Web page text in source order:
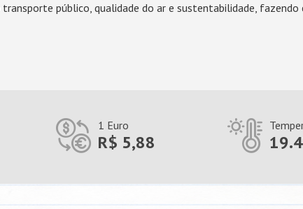
público, qualidade do ar e sustentabilidade,
1 Euro
R$ 5,88